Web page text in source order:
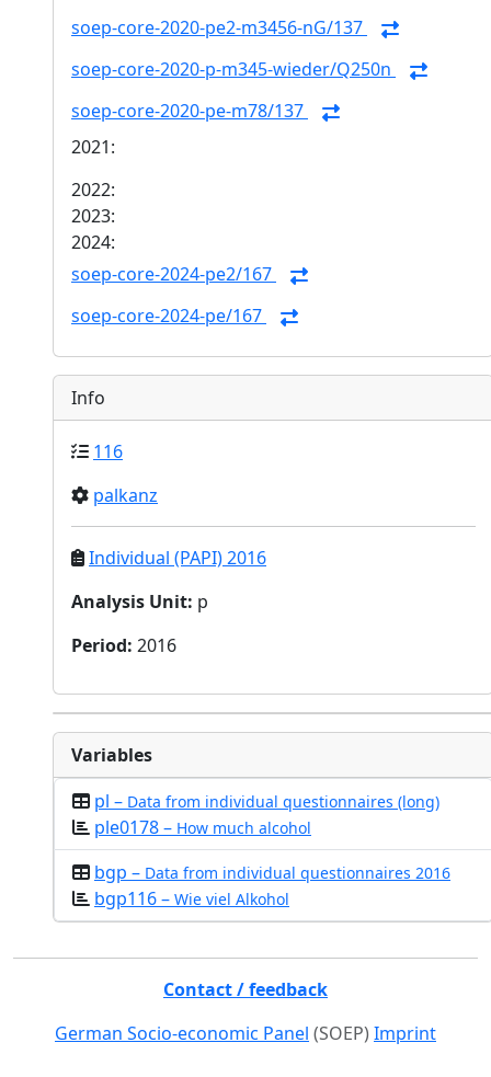
soep-core-2020-pe2-m3456-nG/137
soep-core-2020-p-m345-wieder/Q250n
soep-core-2020-pe-m78/137
2021:
2022:
2023:
2024:
soep-core-2024-pe2/167
soep-core-2024-pe/167
Info
116
palkanz
Individual (PAPI) 2016
Analysis Unit: p
Period: 2016
Variables
pl – Data from individual questionnaires (long)
ple0178 – How much alcohol
bgp – Data from individual questionnaires 2016
bgp116 – Wie viel Alkohol
Contact / feedback
German Socio-economic Panel (SOEP) Imprint